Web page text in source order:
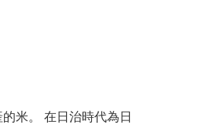
米。 在日治時代為日